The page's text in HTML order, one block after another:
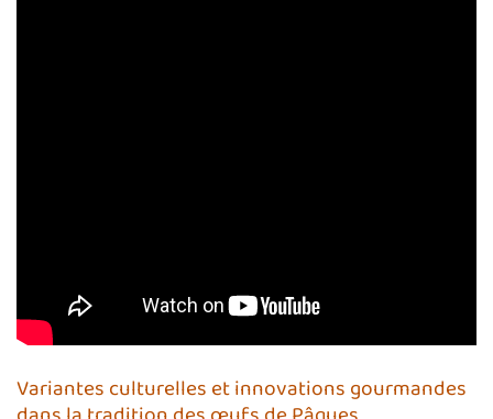
Variantes culturelles et innovations gourmandes